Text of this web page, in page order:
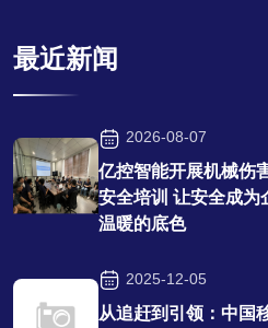
最近新闻
2026-08-07
亿控智能开展机械伤
安全培训 让安全成为
温暖的底色
2025-12-05
从追赶到引领：中国